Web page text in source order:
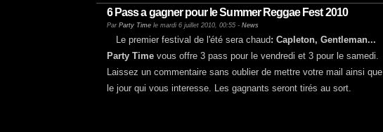
6 Pass a gagner pour le Summer Reggae Fest 2010
Par Party Time le mardi 6 juillet 2010, 00:55 - News
Le premier festival de l'été sera chaud: Capleton, Gentleman...
Party Time vous offre 3 pass pour le vendredi et 3 pour le samedi.
Laissez un commentaire sans oublier de mettre votre mail ainsi que
le jour qui vous interesse. Les gagnants seront tirés au sort.